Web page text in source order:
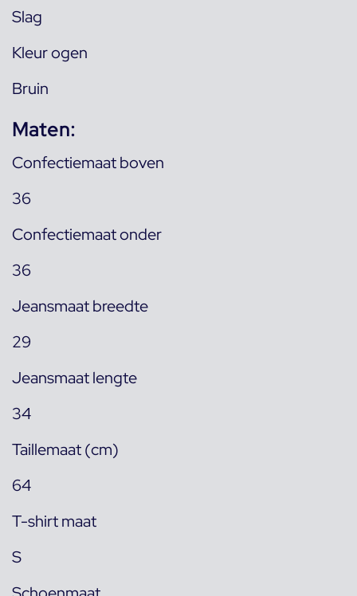
Slag
Kleur ogen
Bruin
Maten:
Confectiemaat boven
36
Confectiemaat onder
36
Jeansmaat breedte
29
Jeansmaat lengte
34
Taillemaat (cm)
64
T-shirt maat
S